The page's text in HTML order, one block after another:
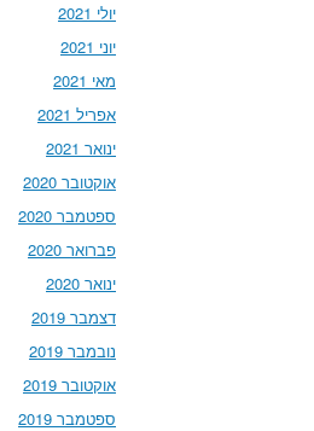
יולי 2021
יוני 2021
מאי 2021
אפריל 2021
ינואר 2021
אוקטובר 2020
ספטמבר 2020
פברואר 2020
ינואר 2020
דצמבר 2019
נובמבר 2019
אוקטובר 2019
ספטמבר 2019